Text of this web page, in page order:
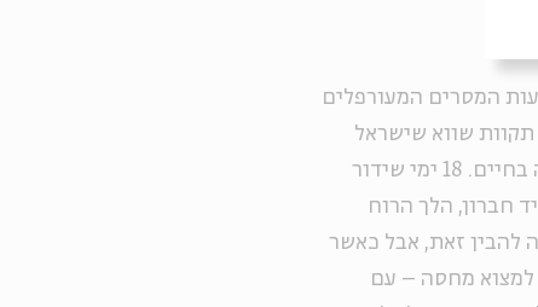
המסרים המעורפלים
תקוות שווא שישראל
תוכל לתפוס את החוטפים ולשחרר את בני הערובה בחיים. 18 ימי שידור
חברון, הלך הרוח
להבין זאת, אבל כאשר
מחסה – עם